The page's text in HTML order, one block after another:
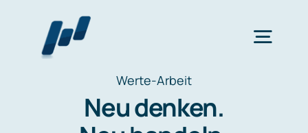
springen
Home
Werte-Arbeit
Neu denken.